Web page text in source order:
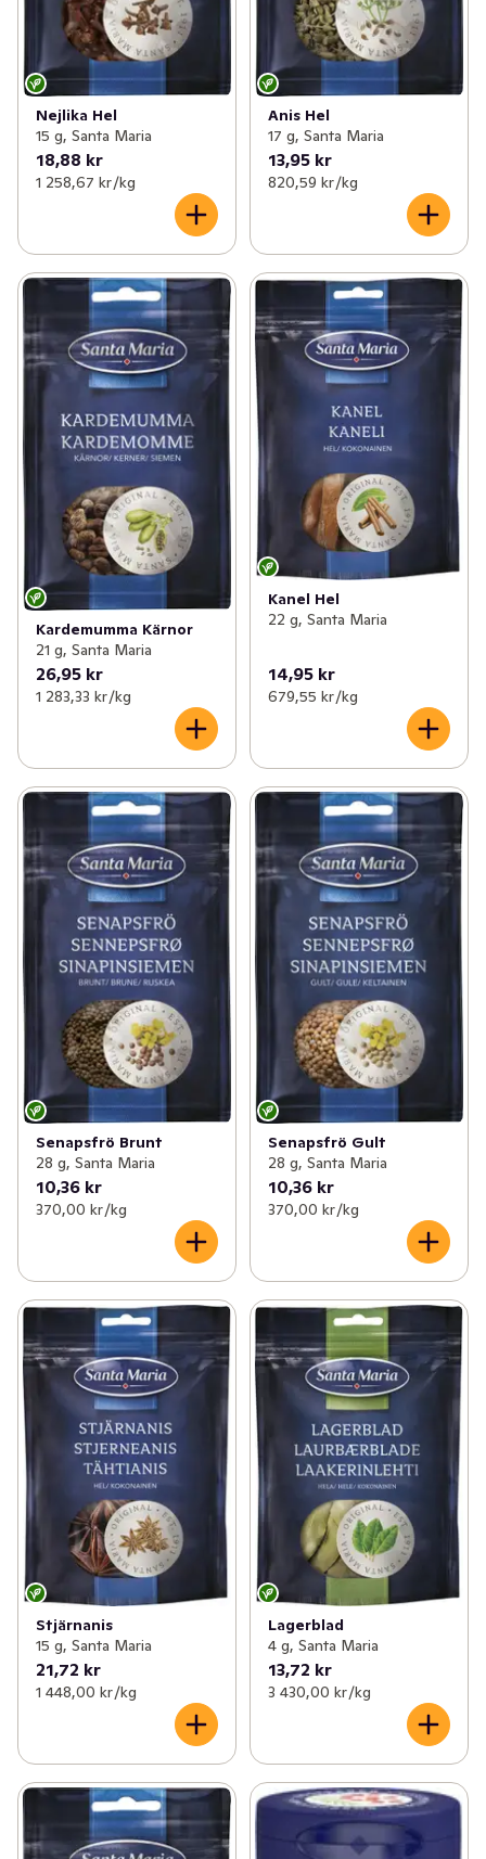
Nejlika Hel
15 g, Santa Maria
18,88 kr
1 258,67 kr /kg
Anis Hel
17 g, Santa Maria
13,95 kr
820,59 kr /kg
Kardemumma Kärnor
21 g, Santa Maria
26,95 kr
1 283,33 kr /kg
Kanel Hel
22 g, Santa Maria
14,95 kr
679,55 kr /kg
Senapsfrö Brunt
28 g, Santa Maria
10,36 kr
370,00 kr /kg
Senapsfrö Gult
28 g, Santa Maria
10,36 kr
370,00 kr /kg
Stjärnanis
15 g, Santa Maria
21,72 kr
1 448,00 kr /kg
Lagerblad
4 g, Santa Maria
13,72 kr
3 430,00 kr /kg